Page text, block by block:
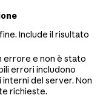
Include il risultato
errore e non è stato
errori includono
del server. Non
richieste.